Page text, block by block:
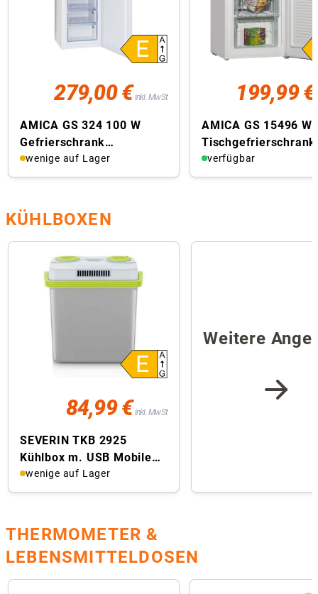
279,00 €inkl. MwSt
AMICA GS 324 100 W
Gefrierschrank
(freistehend, EEK E,
Nutzinhalt 155 Liter, ...
wenige auf Lager
199,99 €
AMICA GS 15496 W
Tischgefrierschrank
E, Nutzinhalt 60
Höhe 85 cm, ...
verfügbar
KÜHLBOXEN
84,99 €inkl. MwSt
SEVERIN TKB 2925
Kühlbox m. USB Mobile
Kühlbox (EEK E, 25 l
Nutzinhalt, 12 V, ...
wenige auf Lager
Weitere
THERMOMETER &
LEBENSMITTELDOSEN